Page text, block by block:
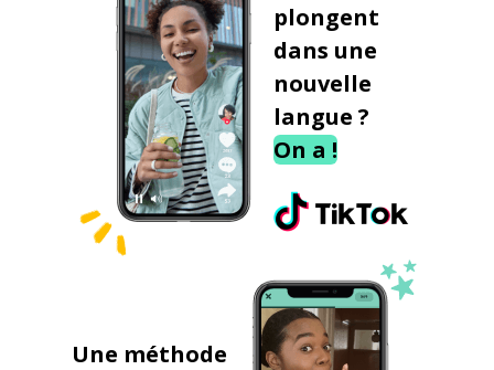
plongent
dans une
nouvelle
langue ?
On a !
Une méthode